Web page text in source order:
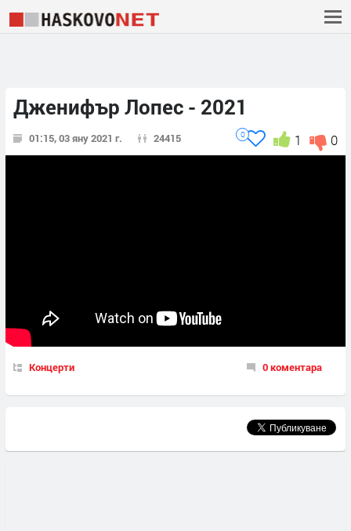
Дженифър Лопес - 2021
01:15, 03 яну 2021 г. 24415 0
1
0
Концерти 0 коментара